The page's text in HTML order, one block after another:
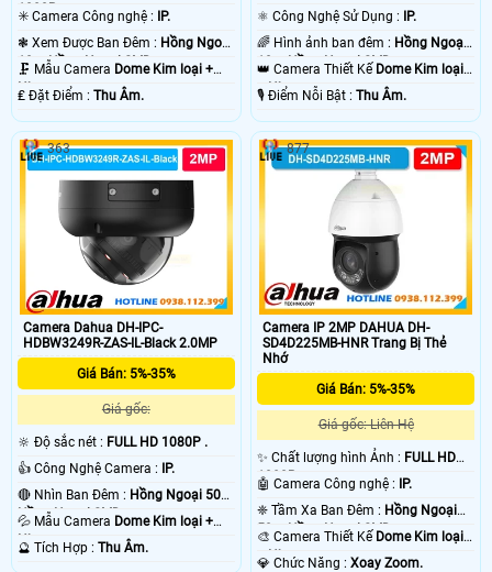
1080P .
✳️ Camera Công nghệ :
IP.
❃ Xem Được Ban Đêm : Hồng Ngoại
10m Hồng Ngoại SMD.
🗜️ Mẫu Camera Dome Kim loại +
Nhựa.
️₤ Đặt Điểm : Thu Âm.
⚛️ Công Nghệ Sử Dụng :
IP.
🌈 Hình ảnh ban đêm : Hồng Ngoại
10m Hồng Ngoại SMD.
👑 Camera Thiết Kế Dome Kim loại
+ Nhựa.
️🎙 Điểm Nỗi Bật :Thu Âm.
Camera Dahua DH-IPC-
HDBW3249R-ZAS-IL-Black 2.0MP
Giá Bán: 5%-35%
Giá gốc:
🔆 Độ sắc nét : FULL HD 1080P .
👍 Công Nghệ Camera : IP.
🔴 Nhìn Ban Đêm : Hồng Ngoại 50m
Hồng Ngoại SMD.
💦 Mẫu Camera Dome Kim loại +
Nhựa.
️🔮 Tích Hợp : Thu Âm.
363
Camera IP 2MP DAHUA DH-
SD4D225MB-HNR Trang Bị Thẻ
Nhớ
Giá Bán: 5%-35%
Giá gốc: Liên Hệ
✨ Chất lượng hình Ảnh : FULL HD
1080P .
🤖️ Camera Công nghệ : IP.
❈ Tầm Xa Ban Đêm : Hồng Ngoại
50m Hồng Ngoại SMD.
🎨 Camera Thiết Kế Dome Kim loại
+ Nhựa.
️💎 Chức Năng :Xoay Zoom.
877